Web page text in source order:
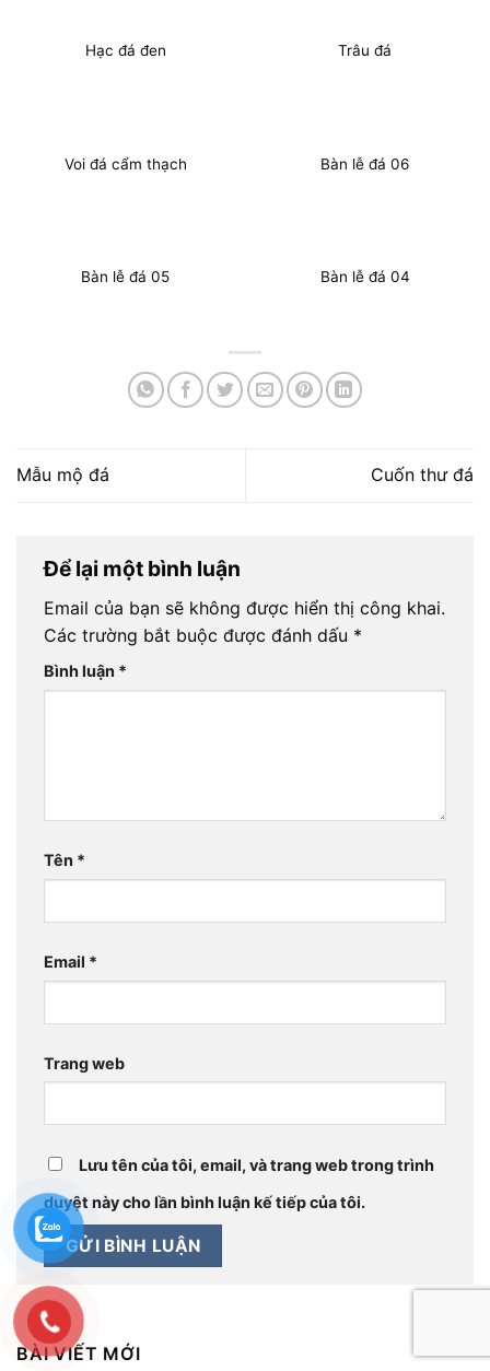
Hạc đá đen Trâu đá
Voi đá cẩm thạch Bàn lễ đá 06
Bàn lễ đá 05 Bàn lễ đá 04
Mẫu mộ đá Cuốn thư đá
Để lại một bình luận
Email của bạn sẽ không được hiển thị công khai.
Các trường bắt buộc được đánh dấu *
Bình luận *
Tên *
Email *
Trang web
Lưu tên của tôi, email, và trang web trong trình
duyệt này cho lần bình luận kế tiếp của tôi.
BÀI VIẾT MỚI